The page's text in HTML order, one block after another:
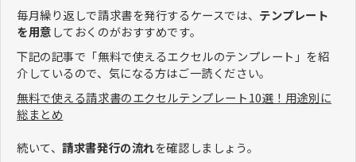
毎月繰り返しで請求書を発行するケースでは、 テンプレート
を用意しておくのがおすすめです。
下記の記事で「無料で使えるエクセルのテンプレート」を紹
介しているので、気になる方はご一読ください。
無料で使える請求書のエクセルテンプレート10選！用途別に
総まとめ
続いて、請求書発行の流れを確認しましょう。